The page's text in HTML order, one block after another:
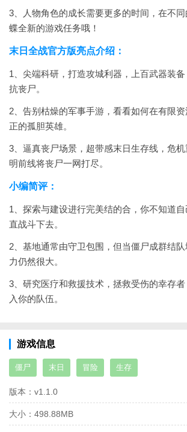
3、人物角色的成长需要更多的时间，在不
蝶全新的游戏任务哦！
末日全战官方版亮点介绍：
1、尖端科研，打造攻城利器，上百武器装
抗丧尸。
2、告别枯燥的军事手游，看看如何在有限
正的孤胆英雄。
3、逼真丧尸场景，超带感末日生存线，危
明前线将丧尸一网打尽。
小编简评：
1、探索与建设进行完美结的合，你不知道
直战斗下去。
2、基地通常由守卫包围，但当僵尸成群结
力仍然很大。
3、研究医疗和救援技术，拯救受伤的幸存
入你的队伍。
游戏信息
僵尸 末日 冒险 生存
版本： v1.1.0
大小： 498.88MB